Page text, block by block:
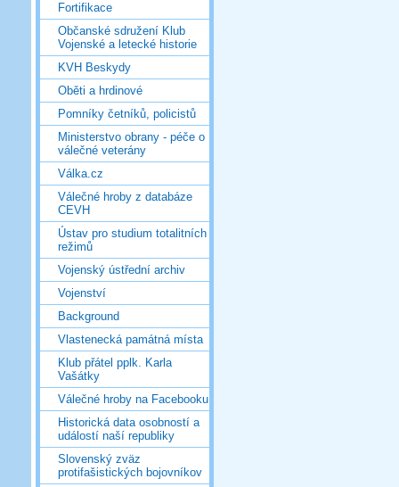
Fortifikace
Občanské sdružení Klub
Vojenské a letecké historie
KVH Beskydy
Oběti a hrdinové
Pomníky četníků, policistů
Ministerstvo obrany - péče o
válečné veterány
Válka.cz
Válečné hroby z databáze
CEVH
Ústav pro studium totalitních
režimů
Vojenský ústřední archiv
Vojenství
Background
Vlastenecká památná místa
Klub přátel pplk. Karla
Vašátky
Válečné hroby na Facebooku
Historická data osobností a
událostí naší republiky
Slovenský zväz
protifašistických bojovníkov